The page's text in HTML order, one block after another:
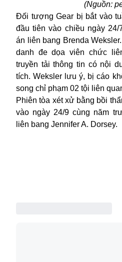
(Nguồn:
Đối tượng Gear bị bắt vào
đầu tiên vào chiều ngày
án liên bang Brenda
danh đe dọa viên chức
truyền tải thông tin có nội
tích. Weksler lưu ý, bị cáo
song chỉ phạm 02 tội liên
Phiên tòa xét xử bằng bồi
vào ngày 24/9 cùng năm
liên bang Jennifer A. Dorsey.